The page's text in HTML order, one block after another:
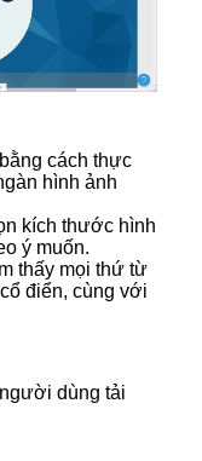
cách thực
hình ảnh
kích thước hình
ý muốn.
thấy mọi thứ từ
điển, cùng với
dùng tải